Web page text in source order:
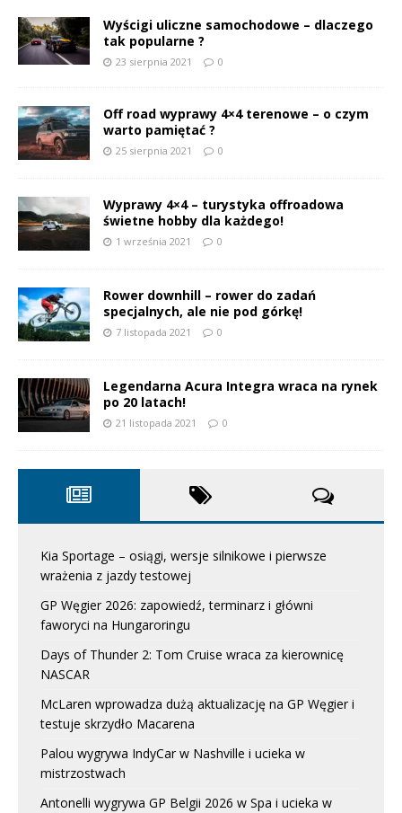
Wyścigi uliczne samochodowe – dlaczego
tak popularne ?
23 sierpnia 2021 0
Off road wyprawy 4×4 terenowe – o czym
warto pamiętać ?
25 sierpnia 2021 0
Wyprawy 4×4 – turystyka offroadowa
świetne hobby dla każdego!
1 września 2021 0
Rower downhill – rower do zadań
specjalnych, ale nie pod górkę!
7 listopada 2021 0
Legendarna Acura Integra wraca na rynek
po 20 latach!
21 listopada 2021 0
Kia Sportage – osiągi, wersje silnikowe i pierwsze
wrażenia z jazdy testowej
GP Węgier 2026: zapowiedź, terminarz i główni
faworyci na Hungaroringu
Days of Thunder 2: Tom Cruise wraca za kierownicę
NASCAR
McLaren wprowadza dużą aktualizację na GP Węgier i
testuje skrzydło Macarena
Palou wygrywa IndyCar w Nashville i ucieka w
mistrzostwach
Antonelli wygrywa GP Belgii 2026 w Spa i ucieka w